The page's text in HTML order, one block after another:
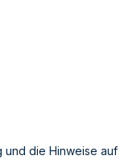
die Hinweise